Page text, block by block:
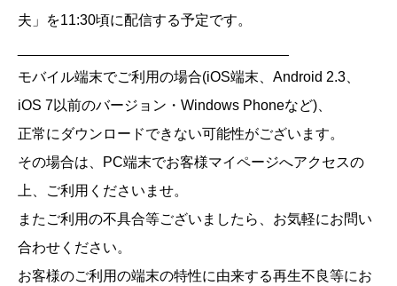
夫」を11:30頃に配信する予定です。
モバイル端末でご利用の場合(iOS端末、Android 2.3、
iOS 7以前のバージョン・Windows Phoneなど)、
正常にダウンロードできない可能性がございます。
その場合は、PC端末でお客様マイページへアクセスの
上、ご利用くださいませ。
またご利用の不具合等ございましたら、お気軽にお問い
合わせください。
お客様のご利用の端末の特性に由来する再生不良等にお